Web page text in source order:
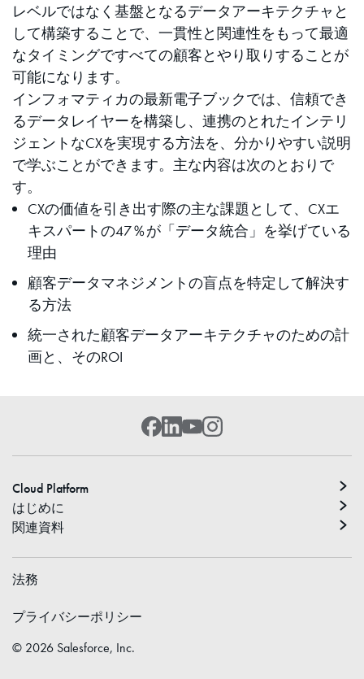
レベルではなく基盤となるデータアーキテクチャと
して構築することで、一貫性と関連性をもって最適
なタイミングですべての顧客とやり取りすることが
可能になります。
インフォマティカの最新電子ブックでは、信頼でき
るデータレイヤーを構築し、連携のとれたインテリ
ジェントなCXを実現する方法を、分かりやすい説明
で学ぶことができます。主な内容は次のとおりで
す。
CXの価値を引き出す際の主な課題として、CXエ
キスパートの47％が「データ統合」を挙げている
理由
顧客データマネジメントの盲点を特定して解決す
る方法
統一された顧客データアーキテクチャのための計
画と、そのROI
Cloud Platform
はじめに
関連資料
法務
プライバシーポリシー
© 2026 Salesforce, Inc.